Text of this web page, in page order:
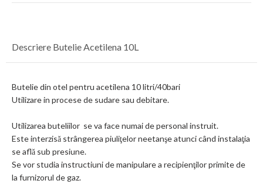
Descriere Butelie Acetilena 10L
Butelie din otel pentru acetilena 10 litri/40bari
Utilizare in procese de sudare sau debitare.
Utilizarea buteliilor se va face numai de personal instruit.
Este interzisă strângerea piuliţelor neetanşe atunci când instalaţia
se află sub presiune.
Se vor studia instructiuni de manipulare a recipienţilor primite de
la furnizorul de gaz.